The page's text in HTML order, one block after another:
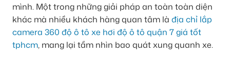
mình. Một trong những giải pháp an toàn toàn diện
khác mà nhiều khách hàng quan tâm là địa chỉ lắp
camera 360 độ ô tô xe hơi độ ô tô quận 7 giá tốt
tphcm, mang lại tầm nhìn bao quát xung quanh xe.